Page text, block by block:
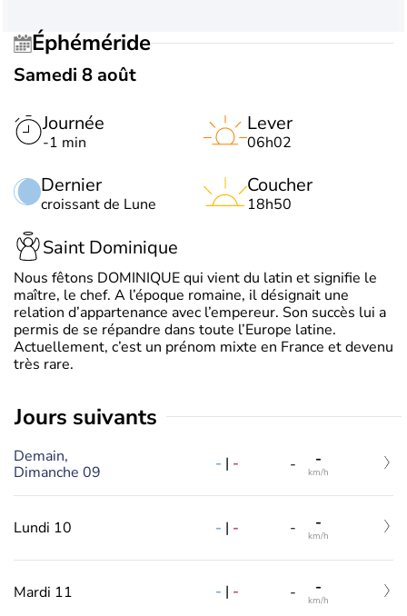
Éphéméride
Samedi 8 août
Journée
-1 min
Dernier
croissant de Lune
Lever
06h02
Coucher
18h50
Saint Dominique
Nous fêtons DOMINIQUE qui vient du latin et signifie le
maître, le chef. A l’époque romaine, il désignait une
relation d’appartenance avec l’empereur. Son succès lui a
permis de se répandre dans toute l’Europe latine.
Actuellement, c’est un prénom mixte en France et devenu
très rare.
jours suivants
Demain,
Dimanche 09
- | - - -
km/h
Lundi 10 - | - - -
km/h
Mardi 11 - | - - -
km/h